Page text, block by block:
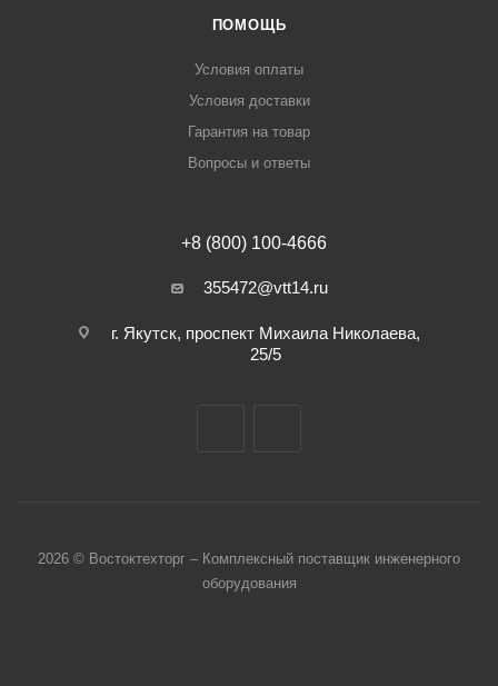
ПОМОЩЬ
Условия оплаты
Условия доставки
Гарантия на товар
Вопросы и ответы
+8 (800) 100-4666
355472@vtt14.ru
г. Якутск, проспект Михаила Николаева,
25/5
2026 © Востоктехторг – Комплексный поставщик инженерного
оборудования